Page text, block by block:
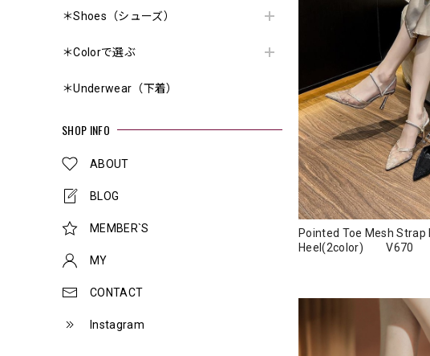
＊Shoes（シューズ）
＊Colorで選ぶ
＊Underwear（下着）
SHOP INFO
ABOUT
BLOG
MEMBER`S
MY
CONTACT
Instagram
Pointed Toe Mesh Strap
Heel(2color) V670